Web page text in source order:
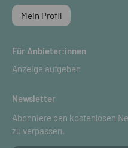
Mein Profil
Für Anbieter:innen
Anzeige aufgeben
Newsletter
Abonniere den kostenlosen
zu verpassen.